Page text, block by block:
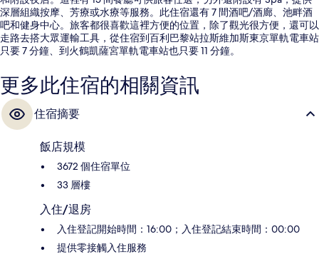
深層組織按摩、芳療或水療等服務。此住宿還有 7 間酒吧/酒廊、池畔酒
吧和健身中心。旅客都很喜歡這裡方便的位置，除了觀光很方便，還可以
走路去搭大眾運輸工具，從住宿到百利巴黎站拉斯維加斯東京單軌電車站
只要 7 分鐘、到火鶴凱薩宮單軌電車站也只要 11 分鐘。
更多此住宿的相關資訊
住宿摘要
飯店規模
3672 個住宿單位
33 層樓
入住/退房
入住登記開始時間：16:00；入住登記結束時間：00:00
提供零接觸入住服務